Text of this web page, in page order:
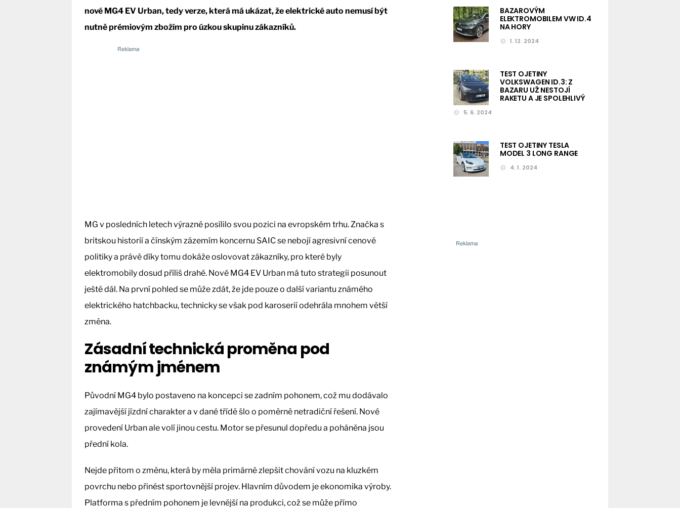
nové MG4 EV Urban, tedy verze, která má ukázat, že elektrické auto nemusí být
nutně prémiovým zbožím pro úzkou skupinu zákazníků.
MG v posledních letech výrazně posílilo svou pozici na evropském trhu. Značka s
britskou historií a čínským zázemím koncernu SAIC se nebojí agresivní cenové
politiky a právě díky tomu dokáže oslovovat zákazníky, pro které byly
elektromobily dosud příliš drahé. Nové MG4 EV Urban má tuto strategii posunout
ještě dál. Na první pohled se může zdát, že jde pouze o další variantu známého
elektrického hatchbacku, technicky se však pod karoserií odehrála mnohem větší
změna.
Zásadní technická proměna pod
známým jménem
Původní MG4 bylo postaveno na koncepci se zadním pohonem, což mu dodávalo
zajímavější jízdní charakter a v dané třídě šlo o poměrně netradiční řešení. Nové
provedení Urban ale volí jinou cestu. Motor se přesunul dopředu a poháněna jsou
přední kola.
Nejde přitom o změnu, která by měla primárně zlepšit chování vozu na kluzkém
povrchu nebo přinést sportovnější projev. Hlavním důvodem je ekonomika výroby.
Platforma s předním pohonem je levnější na produkci, což se může přímo
BAZAROVÝM
ELEKTROMOBILEM VW ID.4
NA HORY
1. 12. 2024
TEST OJETINY
VOLKSWAGEN ID.3: Z
BAZARU UŽ NESTOJÍ
RAKETU A JE SPOLEHLIVÝ
5. 6. 2024
TEST OJETINY TESLA
MODEL 3 LONG RANGE
4. 1. 2024